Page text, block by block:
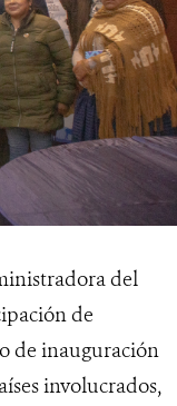
del
de
de inauguración
involucrados,